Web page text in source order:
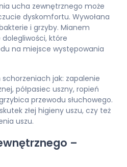
ucha zewnętrznego może
dyskomfortu. Wywołana
i grzyby. Mianem
dolegliwości, które
na miejsce występowania
jak: zapalenie
półpasiec uszny, ropień
przewodu słuchowego.
złej higieny uszu, czy też
uszu.
–